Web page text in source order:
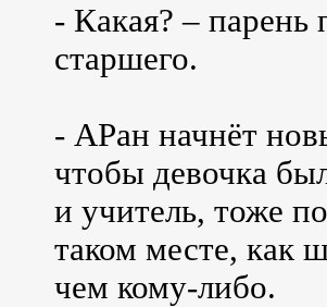
- Какая? – парень
старшего.
- АРан начнёт
чтобы девочка
и учитель, тоже
таком месте, как
чем кому-либо.